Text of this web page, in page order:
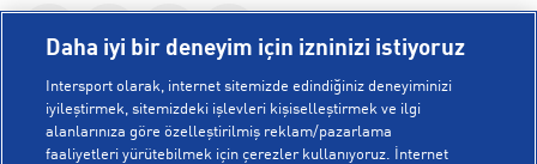
KURUMSAL
Daha iyi bir deneyim için izninizi istiyoruz
Intersport olarak, internet sitemizde edindiğiniz deneyiminizi
iyileştirmek, sitemizdeki işlevleri kişiselleştirmek ve ilgi
alanlarınıza göre özelleştirilmiş reklam/pazarlama
faaliyetleri yürütebilmek için çerezler kullanıyoruz. İnternet